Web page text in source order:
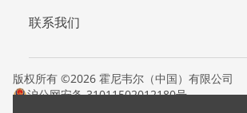
联系我们
版权所有 ©2026 霍尼韦尔（中国）有限公司
沪公网安备 31011502012180号